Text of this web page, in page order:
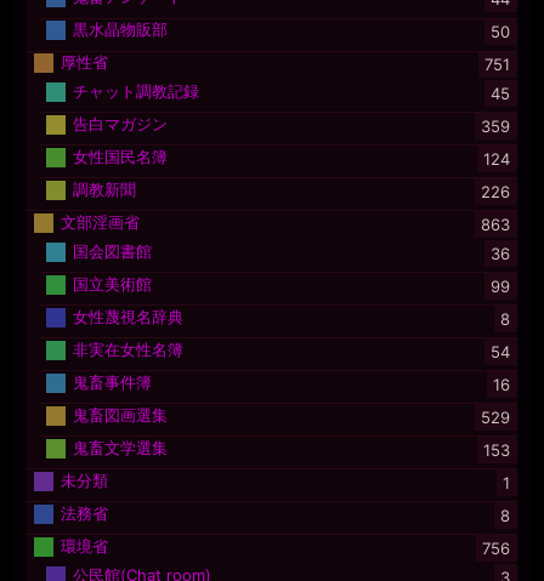
黒水晶物販部
50
厚性省
751
チャット調教記録
45
告白マガジン
359
女性国民名簿
124
調教新聞
226
文部淫画省
863
国会図書館
36
国立美術館
99
女性蔑視名辞典
8
非実在女性名簿
54
鬼畜事件簿
16
鬼畜図画選集
529
鬼畜文学選集
153
未分類
1
法務省
8
環境省
756
公民館(Chat room)